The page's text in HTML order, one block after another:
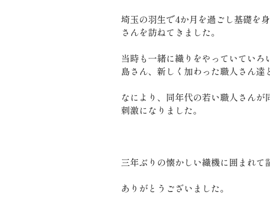
埼玉の羽生で4か月を過ごし基礎を
さんを訪ねてきました。
当時も一緒に織りをやっていてい
島さん、新しく加わった職人さん達
なにより、同年代の若い職人さん
刺激になりました。
三年ぶりの懐かしい織機に囲まれて
ありがとうございました。